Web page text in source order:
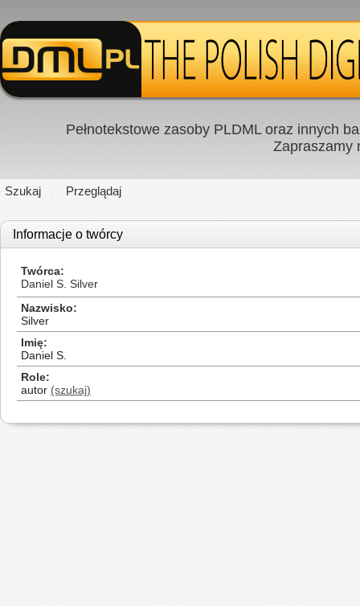
Pełnotekstowe zasoby PLDML oraz innych
Zapraszamy
Szukaj Przeglądaj
Informacje o twórcy
Twórca
Daniel S. Silver
Nazwisko
Silver
Imię
Daniel S.
Role
autor (szukaj)